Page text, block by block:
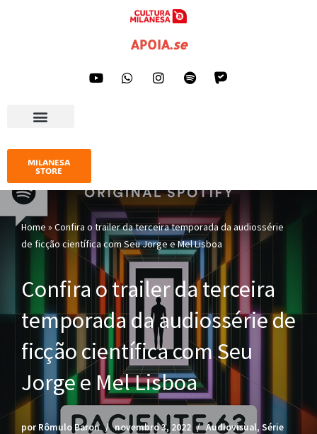
APOIA.se
MILANESA
STORE
Home » Confira o trailer da terceira temporada da audiossérie
de ficção científica com Seu Jorge e Mel Lisboa
Confira o trailer da terceira
temporada da audiossérie de
ficção científica com Seu
Jorge e Mel Lisboa
por Rômulo Baron novembro 3, 2022 Audiovisual, Série